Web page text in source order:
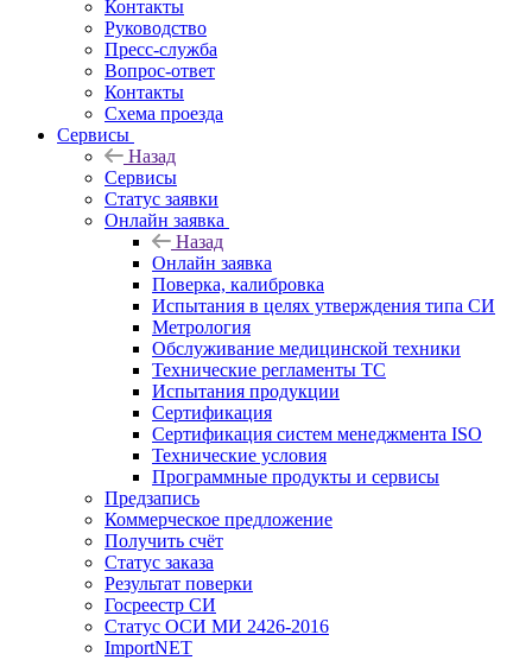
Контакты
Руководство
Пресс-служба
Вопрос-ответ
Контакты
Схема проезда
Сервисы
Назад
Сервисы
Статус заявки
Онлайн заявка
Назад
Онлайн заявка
Поверка, калибровка
Испытания в целях утверждения типа СИ
Метрология
Обслуживание медицинской техники
Технические регламенты ТС
Испытания продукции
Сертификация
Сертификация систем менеджмента ISO
Технические условия
Программные продукты и сервисы
Предзапись
Коммерческое предложение
Получить счёт
Статус заказа
Результат поверки
Госреестр СИ
Статус ОСИ МИ 2426-2016
ImportNET